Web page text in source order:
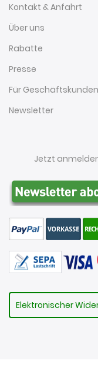
Kontakt & Anfahrt
Über uns
Rabatte
Presse
Für Geschäftskunden
Newsletter
Jetzt
Elektronischer